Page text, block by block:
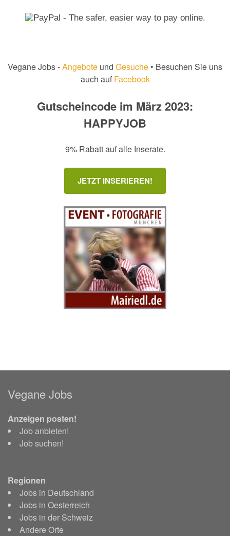
Vegane Jobs -Angebote und Gesuche • Besuchen Sie uns
auch auf Facebook
Gutscheincode im März 2023:
HAPPYJOB
9% Rabatt auf alle Inserate.
JETZT INSERIEREN!
Vegane Jobs
Anzeigen posten!
Job anbieten!
Job suchen!
Regionen
Jobs in Deutschland
Jobs in Oesterreich
Jobs in der Schweiz
Andere Orte